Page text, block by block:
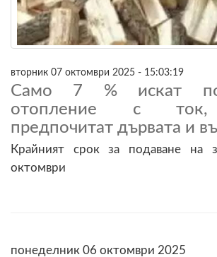
вторник 07 октомври 2025 - 15:03:19
Само 7 % искат
отопление с ток,
предпочитат дървата и
Крайният срок за подаване на
октомври
понеделник 06 октомври 2025